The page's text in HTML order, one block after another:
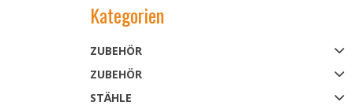
Kategorien
ZUBEHÖR
ZUBEHÖR
STÄHLE